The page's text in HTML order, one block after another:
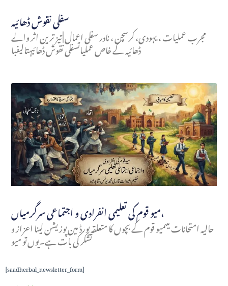
سفلی نقوش ڈھائیہ
مجرب عملیات ، یہودی، کرسچن ، نادر سفلی اعمال | تیز ترین اثر والے
ڈھائیہ کے خاص عملیاتسفلی نقوش ڈھائیہتالیفبا
میو قوم کی تعلیمی انفرادی و اجتماعی سرگرمیاں،
حالیہ امتحانات میںمیو قوم کے بچوں کا متعلقہ بورڈ مین پوزیشن لینا اعزاز و
تشکر کی بات ہے۔یوں تو میو
[saadherbal_newsletter_form]